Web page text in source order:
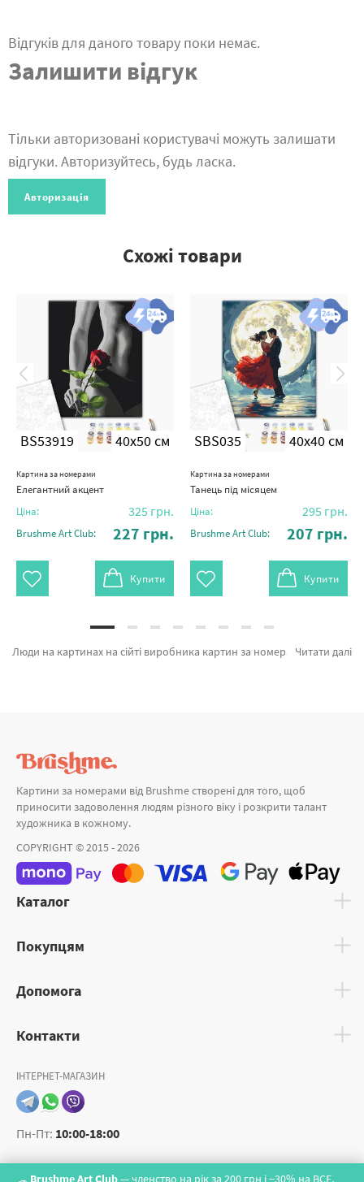
Відгуків для даного товару поки немає.
Залишити відгук
Тільки авторизовані користувачі можуть залишати
відгуки. Авторизуйтесь, будь ласка.
Авторизація
Схожі товари
BS53919 40x50 см
Картина за номерами
Елегантний акцент
Ціна: 325 грн.
Brushme Art Club: 227 грн.
Купити
SBS035 40x40 см
Картина за номерами
Танець під місяцем
Ціна: 295 грн.
Brushme Art Club: 207 грн.
Купити
Brushme Art Club— членство на рік за 200 грн і −30% на ВСЕ.
Читати далі
Люди на картинах на сійті виробника картин за номерами Brushme.com.ua. Тут можна придбати Картина за номерами Полум'я кохання BS53889 від провідного бренду Brushme який підкуповує ціновою політикою. Кожен продукт розділу «Картини за номерами» з гарантією та підтверджений досвідом клієнтів. Справа в шляпі, Чуттєва пауза и Мова тіла 4 © Anna Esthete а также фірмових постачальників за кращими цінами. Купуючи Венеція та картина за номерами жираф миттєва доставка в Запоріжжя або інше зручне місто. Тюльпани та\або картини за номерами мозаїка придбайте прямо зараз!
Картини за номерами від Brushme створені для того, щоб
приносити задоволення людям різного віку і розкрити талант
художника в кожному.
COPYRIGHT © 2015 - 2026
Каталог
Покупцям
Допомога
Контакти
ІНТЕРНЕТ-МАГАЗИН
Пн-Пт: 10:00-18:00